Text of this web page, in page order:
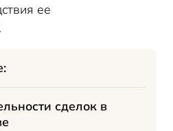
ее
сделок в